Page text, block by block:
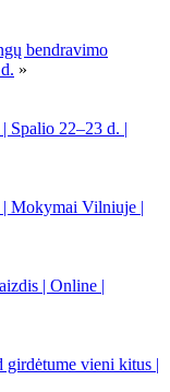
bendravimo
»
Spalio 22–23 d. |
Mokymai Vilniuje |
| Online |
vieni kitus |